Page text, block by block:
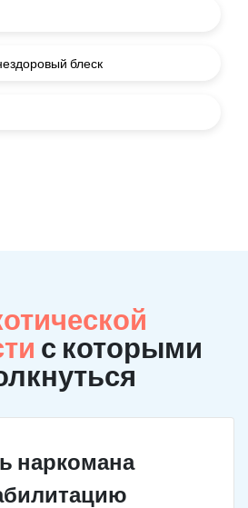
блеск
с которыми
наркомана